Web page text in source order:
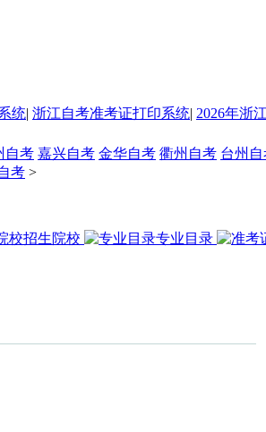
统| 浙江自考准考证打印系统| 2026年浙
自考 嘉兴自考 金华自考 衢州自考 台州
考 >
招生院校 专业目录